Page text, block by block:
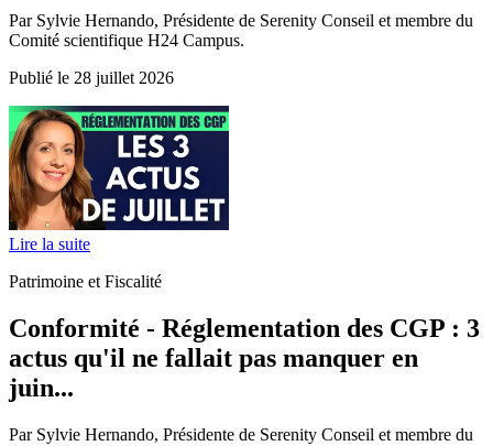
Par Sylvie Hernando, Présidente de Serenity Conseil et membre du
Comité scientifique H24 Campus.
Publié le 28 juillet 2026
Lire la suite
Patrimoine et Fiscalité
Conformité - Réglementation des CGP : 3
actus qu'il ne fallait pas manquer en
juin...
Par Sylvie Hernando, Présidente de Serenity Conseil et membre du